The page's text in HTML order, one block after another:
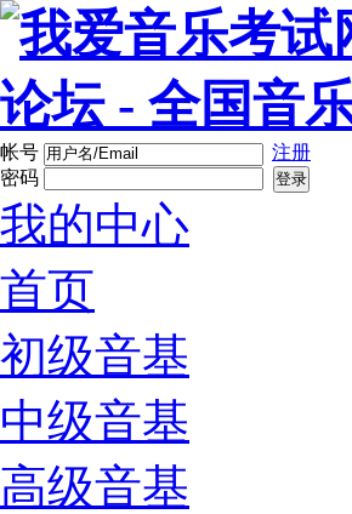
帐号
注册
密码
登录
我的中心
首页
初级音基
中级音基
高级音基